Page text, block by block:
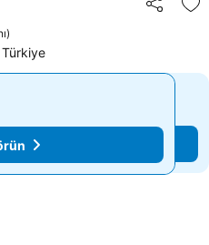
Paylaş
)
görün